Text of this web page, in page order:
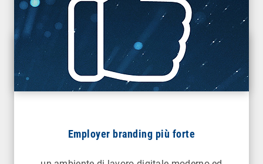
Employer branding più forte